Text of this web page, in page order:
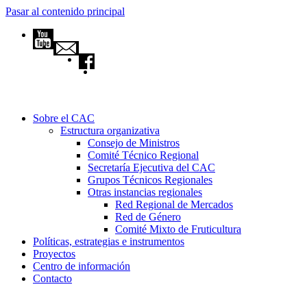
Pasar al contenido principal
Sobre el CAC
Estructura organizativa
Consejo de Ministros
Comité Técnico Regional
Secretaría Ejecutiva del CAC
Grupos Técnicos Regionales
Otras instancias regionales
Red Regional de Mercados
Red de Género
Comité Mixto de Fruticultura
Políticas, estrategias e instrumentos
Proyectos
Centro de información
Contacto